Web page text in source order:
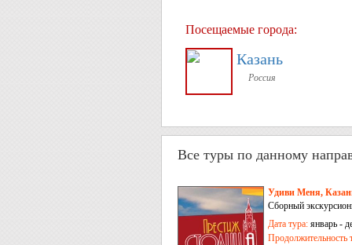
Посещаемые города:
Казань
Россия
Все туры по данному
Удиви Меня,
Сборный
Дата тура: январь -
Продолжительность